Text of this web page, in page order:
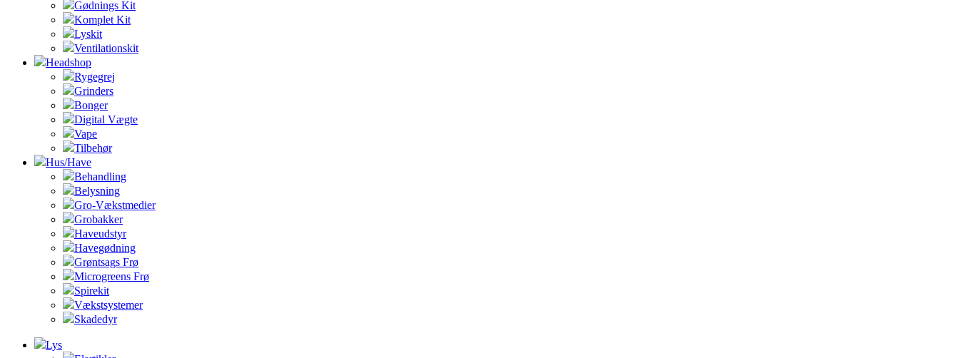
Gødnings Kit
Komplet Kit
Lyskit
Ventilationskit
Headshop
Rygegrej
Grinders
Bonger
Digital Vægte
Vape
Tilbehør
Hus/Have
Behandling
Belysning
Gro-Vækstmedier
Grobakker
Haveudstyr
Havegødning
Grøntsags Frø
Microgreens Frø
Spirekit
Vækstsystemer
Skadedyr
Lys